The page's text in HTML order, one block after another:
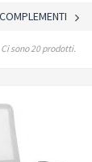
>
Ci sono 20 prodotti.